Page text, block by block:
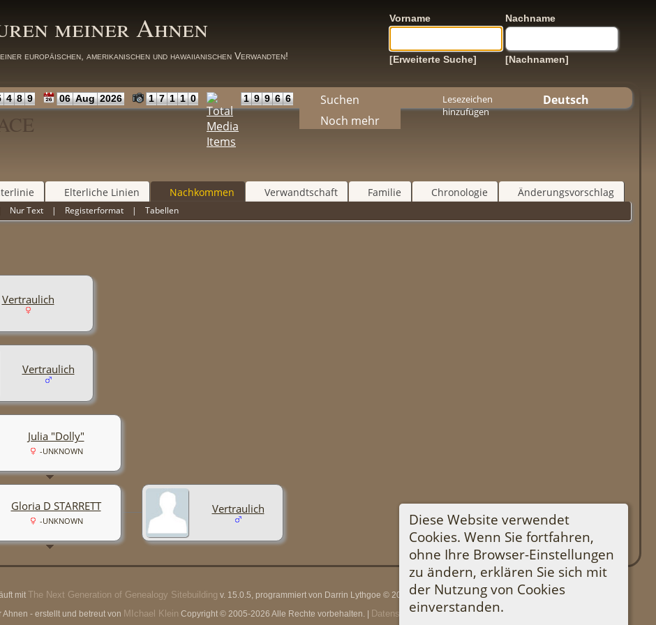
meiner Ahnen
europäischen, amerikanischen und hawaiianischen Verwandten!
Vorname Nachname
[Erweiterte Suche] [Nachnamen]
4 8 9 06 Aug 2026 1 7 1 1 0 1 9 9 6 6
Suchen
Noch mehr
Lesezeichen
hinzufügen
Deutsch
Diese Website verwendet
Cookies. Wenn Sie fortfahren,
ohne Ihre Browser-Einstellungen
zu ändern, erklären Sie sich mit
der Nutzung von Cookies
einverstanden.
Elterliche Linien Nachkommen Verwandtschaft Familie Chronologie Änderungsvorschlag
Nur Text | Registerformat |Tabellen
Vertraulich
Vertraulich
Julia "Dolly"
-UNKNOWN
Vertraulich
Gloria D STARRETT
-UNKNOWN
mit The Next Generation of Genealogy Sitebuilding v. 15.0.5, programmiert von Darrin Lythgoe © 2001-2026.
- erstellt und betreut von MIchael Klein Copyright © 2005-2026 Alle Rechte vorbehalten. | Datenschutzerklärung.